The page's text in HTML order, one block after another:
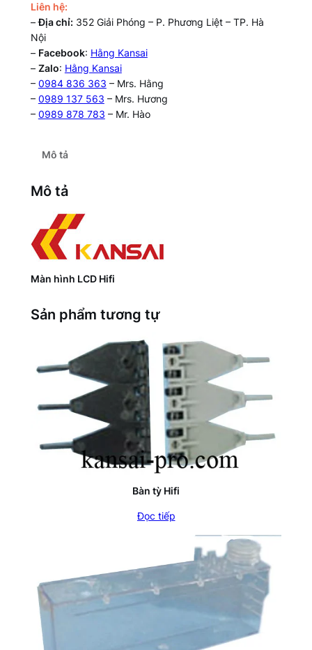
Liên hệ:
–Địa chỉ: 352 Giải Phóng – P. Phương Liệt – TP. Hà
Nội
– Facebook: Hằng Kansai
– Zalo: Hằng Kansai
– 0984 836 363 – Mrs. Hằng
– 0989 137 563 – Mrs. Hương
– 0989 878 783 – Mr. Hào
Mô tả
Mô tả
Màn hình LCD Hifi
Sản phẩm tương tự
Bàn tỳ Hifi
Đọc tiếp